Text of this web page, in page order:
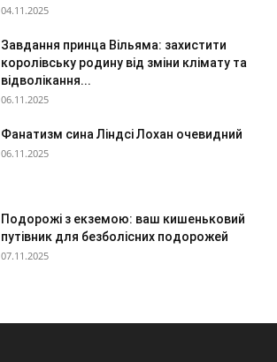
04.11.2025
Завдання принца Вільяма: захистити
королівську родину від зміни клімату та
відволікання...
06.11.2025
Фанатизм сина Ліндсі Лохан очевидний
06.11.2025
Подорожі з екземою: ваш кишеньковий
путівник для безболісних подорожей
07.11.2025